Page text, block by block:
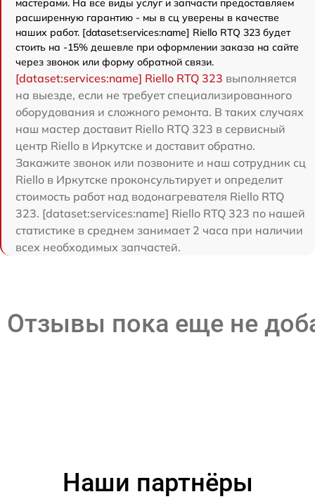
мастерами. На все виды услуг и запчасти предоставляем
расширенную гарантию - мы в сц уверены в качестве
наших работ. [dataset:services:name] Riello RTQ 323 будет
стоить на -15% дешевле при оформлении заказа на сайте
через звонок или форму обратной связи.
[dataset:services:name] Riello RTQ 323 выполняется
на выезде, если не требует специализированного
оборудования и сложного ремонта. В таких случаях
наш мастер доставит Riello RTQ 323 в сервисный
центр Riello в Иркутске и доставит обратно.
Закажите звонок или позвоните и наш сотрудник сц
Riello в Иркутске проконсультирует и определит
стоимость работ над водонагревателя Riello RTQ
323. [dataset:services:name] Riello RTQ 323 по нашей
статистике в среднем занимает 2 часа при наличии
всех необходимых запчастей.
Отзывы пока еще не
Наши партнёры